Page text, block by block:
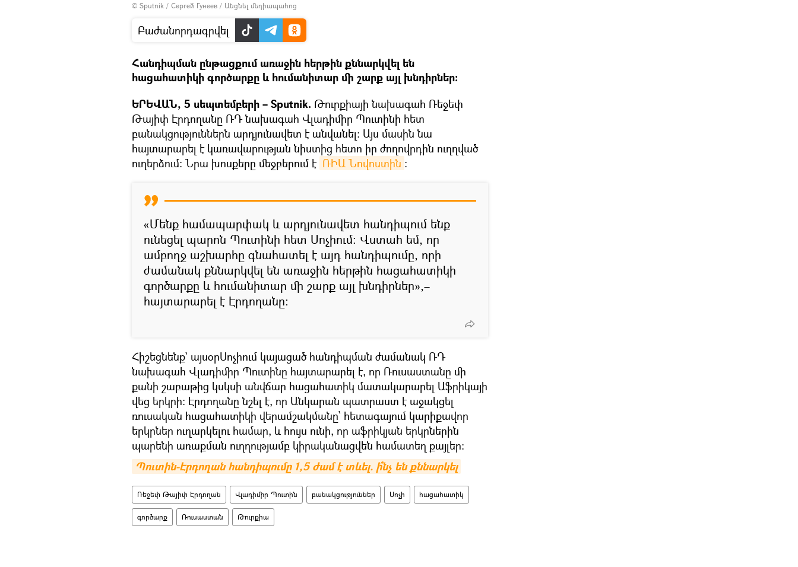
© Sputnik / Сергей Гунеев / Անցնել մեդիապահոց
Բաժանորդագրվել
Հանդիպման ընթացքում առաջին հերթին քննարկվել են
հացահատիկի գործարքը և հումանիտար մի շարք այլ խնդիրներ:
ԵՐԵՎԱՆ, 5 սեպտեմբերի – Sputnik. Թուրքիայի նախագահ Ռեջեփ
Թայիփ Էրդողանը ՌԴ նախագահ Վլադիմիր Պուտինի հետ
բանակցություններն արդյունավետ է անվանել: Այս մասին նա
հայտարարել է կառավարության նիստից հետո իր ժողովրդին ուղղված
ուղերձում։ Նրա խոսքերը մեջբերում է ՌԻԱ Նովոստին ։
«Մենք համապարփակ և արդյունավետ հանդիպում ենք
ունեցել պարոն Պուտինի հետ Սոչիում։ Վստահ եմ, որ
ամբողջ աշխարհը գնահատել է այդ հանդիպումը, որի
ժամանակ քննարկվել են առաջին հերթին հացահատիկի
գործարքը և հումանիտար մի շարք այլ խնդիրներ»,–
հայտարարել է Էրդողանը։
Հիշեցնենք` այսօրՍոչիում կայացած հանդիպման ժամանակ ՌԴ
նախագահ Վլադիմիր Պուտինը հայտարարել է, որ Ռուսաստանը մի
քանի շաբաթից կսկսի անվճար հացահատիկ մատակարարել Աֆրիկայի
վեց երկրի: Էրդողանը նշել է, որ Անկարան պատրաստ է աջակցել
ռուսական հացահատիկի վերամշակմանը՝ հետագայում կարիքավոր
երկրներ ուղարկելու համար, և հույս ունի, որ աֆրիկյան երկրներին
պարենի առաքման ուղղությամբ կիրականացվեն համատեղ քայլեր:
Պուտին-Էրդողան հանդիպումը 1,5 ժամ է տևել. ի՞նչ են քննարկել
Ռեջեփ Թայիփ Էրդողան Վլադիմիր Պուտին բանակցություններ Սոչի հացահատիկ
գործարք Ռուսաստան Թուրքիա